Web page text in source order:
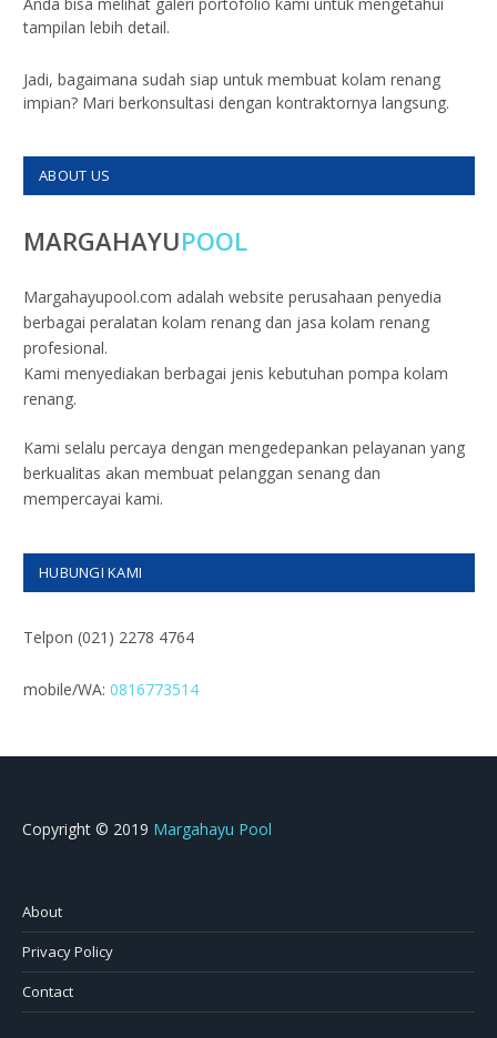
tampilan lebih detail.
Jadi, bagaimana sudah siap untuk membuat kolam renang
impian? Mari berkonsultasi dengan kontraktornya langsung.
ABOUT US
MARGAHAYUPOOL
Margahayupool.com adalah website perusahaan penyedia
berbagai peralatan kolam renang dan jasa kolam renang
profesional.
Kami menyediakan berbagai jenis kebutuhan pompa kolam
renang.
Kami selalu percaya dengan mengedepankan pelayanan yang
berkualitas akan membuat pelanggan senang dan
mempercayai kami.
HUBUNGI KAMI
Telpon (021) 2278 4764
mobile/WA: 0816773514
Copyright © 2019 Margahayu Pool
About
Privacy Policy
Contact